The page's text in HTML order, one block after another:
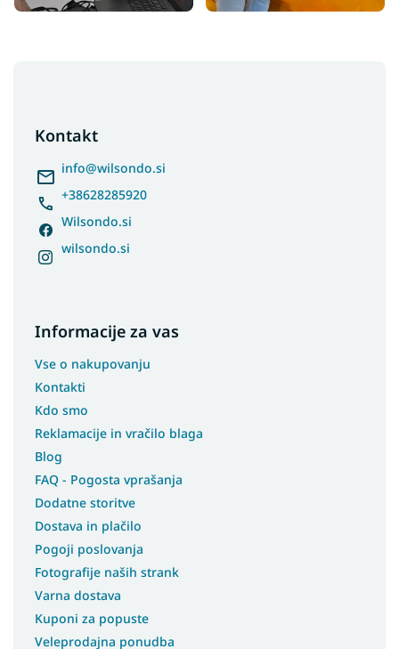
Preproge 140x200
Preproge 180x280
Preproge 200x290
Preproge 60x110
Preproge 70x300
Preproge 80x250
Preproge 100x300
Preproge 180x250
Kontakt
info@wilsondo.si
+38628285920
Wilsondo.si
wilsondo.si
Informacije za vas
Vse o nakupovanju
Kontakti
Kdo smo
Reklamacije in vračilo blaga
Blog
FAQ - Pogosta vprašanja
Dodatne storitve
Dostava in plačilo
Pogoji poslovanja
Fotografije naših strank
Varna dostava
Kuponi za popuste
Veleprodajna ponudba